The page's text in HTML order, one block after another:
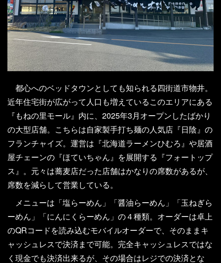
都心へのベッドタウンとしても知られる四街道市物井。
近年住宅街が広がって人口も増えているこのエリアにある
『もねの里モール』内に、2025年3月オープンしたばかり
の大型店舗。こちらは自家製手打ち麺の人気店『日陰』の
フランチャイズ。運営は『北海道ラーメンひむろ』や居酒
屋チェーンの『ほていちゃん』を展開する『フォートップ
ス』。元々は蕎麦店だった店舗はかなりの席数があるが、
席数を減らして営業している。
メニューは「塩らーめん」「醤油らーめん」「玉ねぎら
ーめん」「にんにくらーめん」の４種類。オーダーは卓上
のQRコードを読み込むモバイルオーダーで、そのままキ
ャッシュレスで決済まで可能。完全キャッシュレスではな
く現金でも決済出来るが、その場合はレジでの決済とな